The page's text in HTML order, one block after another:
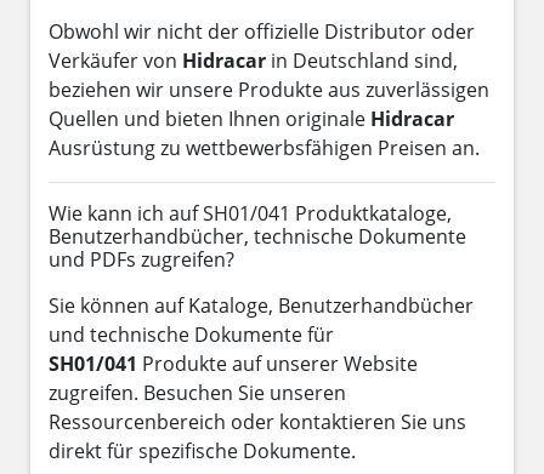
Obwohl wir nicht der offizielle Distributor oder
Verkäufer von Hidracar in Deutschland sind,
beziehen wir unsere Produkte aus zuverlässigen
Quellen und bieten Ihnen originale Hidracar
Ausrüstung zu wettbewerbsfähigen Preisen an.
Wie kann ich auf SH01/041 Produktkataloge,
Benutzerhandbücher, technische Dokumente
und PDFs zugreifen?
Sie können auf Kataloge, Benutzerhandbücher
und technische Dokumente für
SH01/041 Produkte auf unserer Website
zugreifen. Besuchen Sie unseren
Ressourcenbereich oder kontaktieren Sie uns
direkt für spezifische Dokumente.